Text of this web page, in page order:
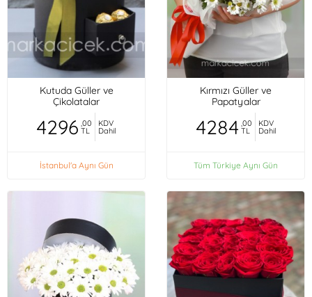
Kutuda Güller ve
Çikolatalar
4296 ,00
TL
KDV
Dahil
İstanbul'a Aynı Gün
Kırmızı Güller ve
Papatyalar
4284 ,00
TL
KDV
Dahil
Tüm Türkiye Aynı Gün